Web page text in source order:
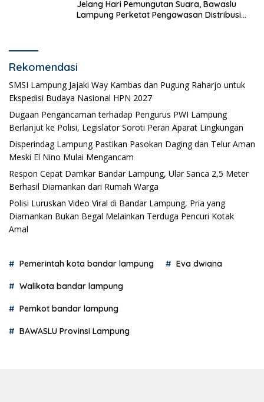
Jelang Hari Pemungutan Suara, Bawaslu
Lampung Perketat Pengawasan Distribusi
Rekomendasi
SMSI Lampung Jajaki Way Kambas dan Pugung Raharjo untuk
Ekspedisi Budaya Nasional HPN 2027
Dugaan Pengancaman terhadap Pengurus PWI Lampung
Berlanjut ke Polisi, Legislator Soroti Peran Aparat Lingkungan
Disperindag Lampung Pastikan Pasokan Daging dan Telur Aman
Meski El Nino Mulai Mengancam
Respon Cepat Damkar Bandar Lampung, Ular Sanca 2,5 Meter
Berhasil Diamankan dari Rumah Warga
Polisi Luruskan Video Viral di Bandar Lampung, Pria yang
Diamankan Bukan Begal Melainkan Terduga Pencuri Kotak
Amal
Pemerintah kota bandar lampung Eva dwiana
Walikota bandar lampung
Pemkot bandar lampung
BAWASLU Provinsi Lampung